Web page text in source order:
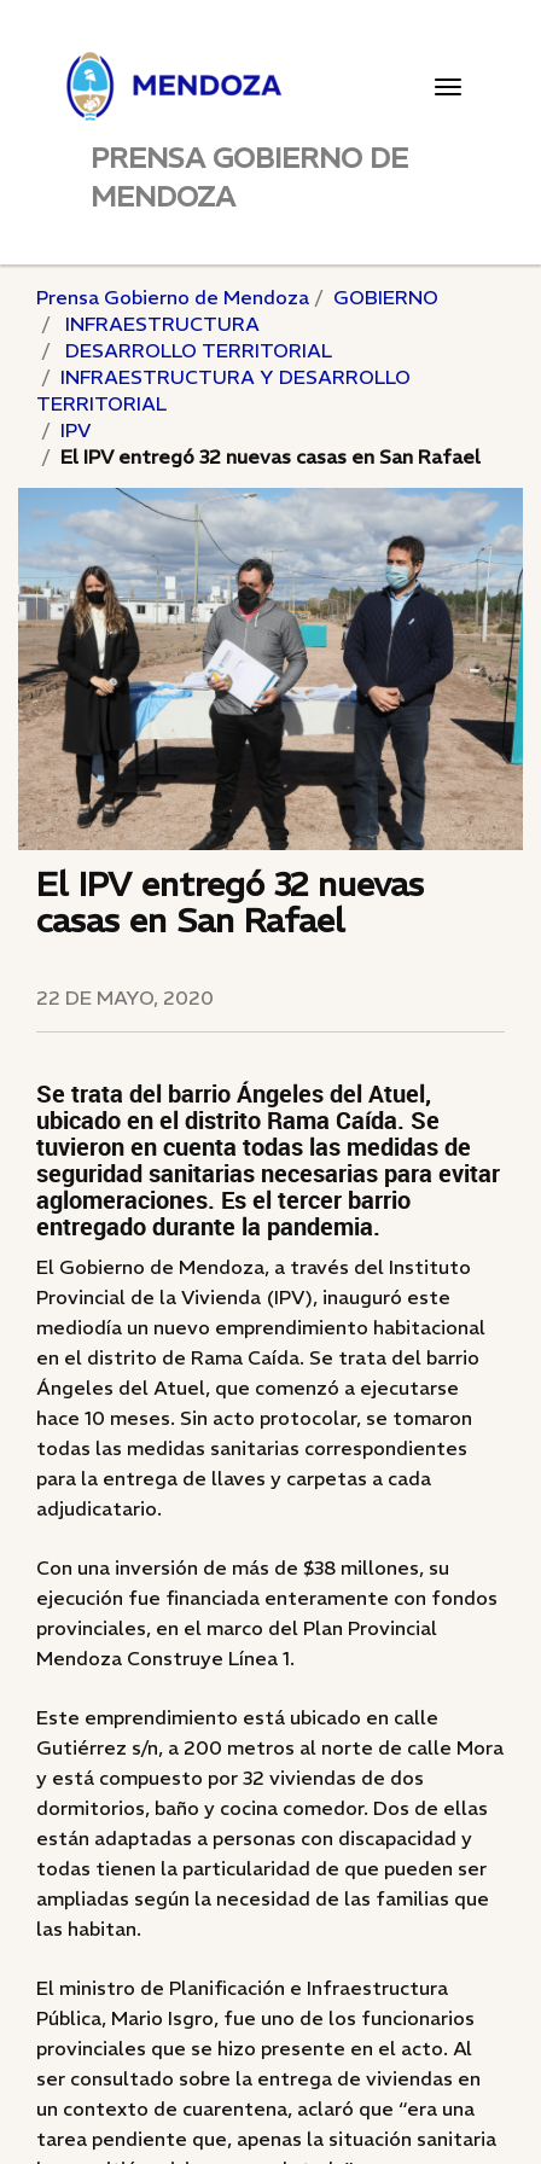
Toggle
PRENSA GOBIERNO DE
MENDOZA
Prensa Gobierno de Mendoza
GOBIERNO
INFRAESTRUCTURA
DESARROLLO TERRITORIAL
INFRAESTRUCTURA Y DESARROLLO
TERRITORIAL
IPV
El IPV entregó 32 nuevas casas en San Rafael
El IPV entregó 32 nuevas
casas en San Rafael
22 DE MAYO, 2020
Se trata del barrio Ángeles del Atuel,
ubicado en el distrito Rama Caída. Se
tuvieron en cuenta todas las medidas de
seguridad sanitarias necesarias para evitar
aglomeraciones. Es el tercer barrio
entregado durante la pandemia.
El Gobierno de Mendoza, a través del Instituto
Provincial de la Vivienda (IPV), inauguró este
mediodía un nuevo emprendimiento habitacional
en el distrito de Rama Caída. Se trata del barrio
Ángeles del Atuel, que comenzó a ejecutarse
hace 10 meses. Sin acto protocolar, se tomaron
todas las medidas sanitarias correspondientes
para la entrega de llaves y carpetas a cada
adjudicatario.
Con una inversión de más de $38 millones, su
ejecución fue financiada enteramente con fondos
provinciales, en el marco del Plan Provincial
Mendoza Construye Línea 1.
Este emprendimiento está ubicado en calle
Gutiérrez s/n, a 200 metros al norte de calle Mora
y está compuesto por 32 viviendas de dos
dormitorios, baño y cocina comedor. Dos de ellas
están adaptadas a personas con discapacidad y
todas tienen la particularidad de que pueden ser
ampliadas según la necesidad de las familias que
las habitan.
El ministro de Planificación e Infraestructura
Pública, Mario Isgro, fue uno de los funcionarios
provinciales que se hizo presente en el acto. Al
ser consultado sobre la entrega de viviendas en
un contexto de cuarentena, aclaró que “era una
tarea pendiente que, apenas la situación sanitaria